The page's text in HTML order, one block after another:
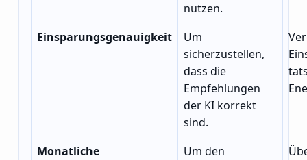
nutzen.
Einsparungsgenauigkeit
Um
sicherzustellen,
dass die
Empfehlungen
der KI korrekt
sind.
Monatliche
Um den